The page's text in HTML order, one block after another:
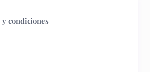
condiciones